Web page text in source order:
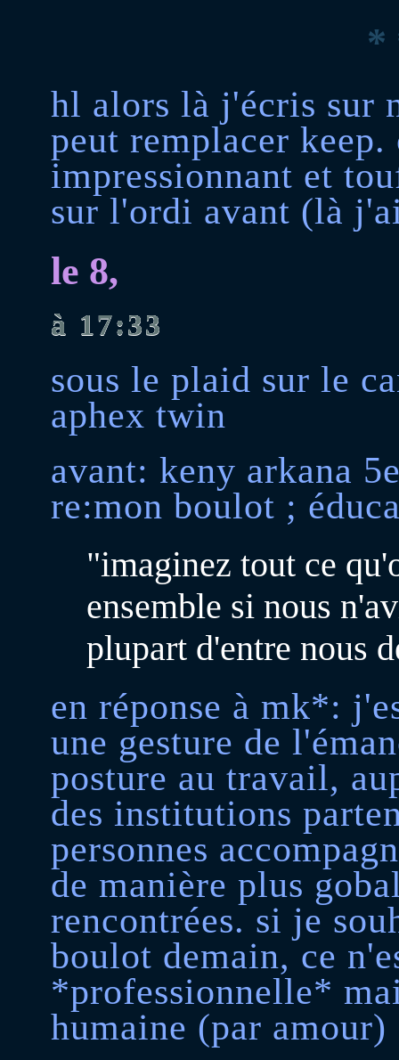
*
hl alors là j'écris sur
peut remplacer
impressionnant et
sur l'ordi avant (là
le 8,
à 17:33
sous le plaid sur le
aphex twin
avant: keny arkana
re:mon boulot ;
"imaginez tout ce
ensemble si nous
plupart d'entre nous
en réponse à mk*:
une gesture de
posture au travail,
des institutions
personnes
de manière plus
rencontrées. si je
boulot demain, ce
*professionnelle*
humaine (par amour)